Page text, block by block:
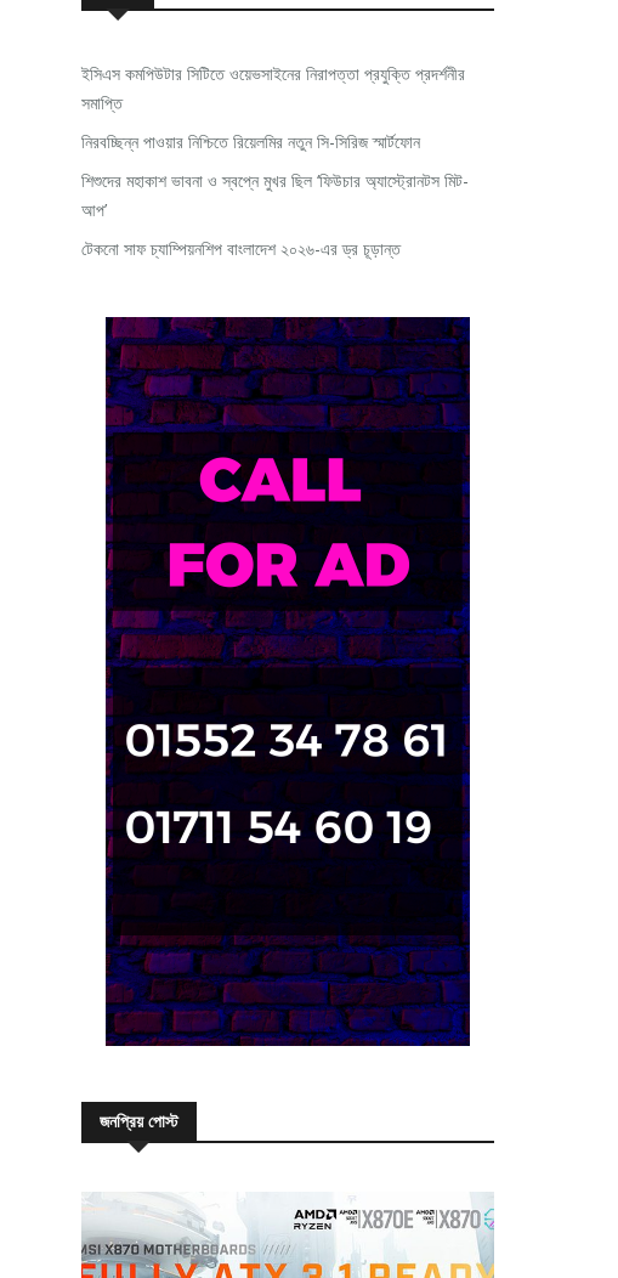
ইসিএস কমপিউটার সিটিতে ওয়েভসাইনের নিরাপত্তা প্রযুক্তি প্রদর্শনীর
সমাপ্তি
নিরবচ্ছিন্ন পাওয়ার নিশ্চিতে রিয়েলমির নতুন সি-সিরিজ স্মার্টফোন
শিশুদের মহাকাশ ভাবনা ও স্বপ্নে মুখর ছিল ‘ফিউচার অ্যাস্ট্রোনটস মিট-
আপ’
টেকনো সাফ চ্যাম্পিয়নশিপ বাংলাদেশ ২০২৬-এর ড্র চূড়ান্ত
জনপ্রিয় পোস্ট